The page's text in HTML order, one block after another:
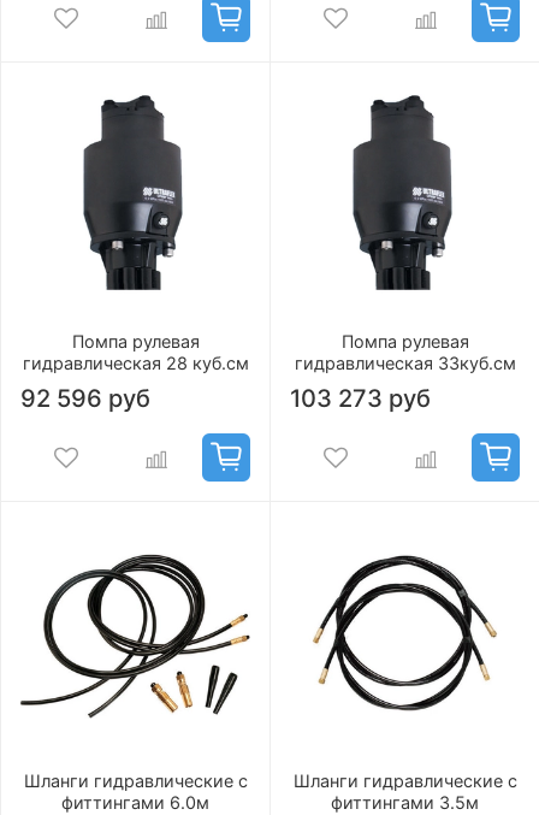
Помпа рулевая
гидравлическая 28 куб.см
92 596 руб
Помпа рулевая
гидравлическая 33куб.см
103 273 руб
Шланги гидравлические с
фиттингами 6.0м
Шланги гидравлические с
фиттингами 3.5м